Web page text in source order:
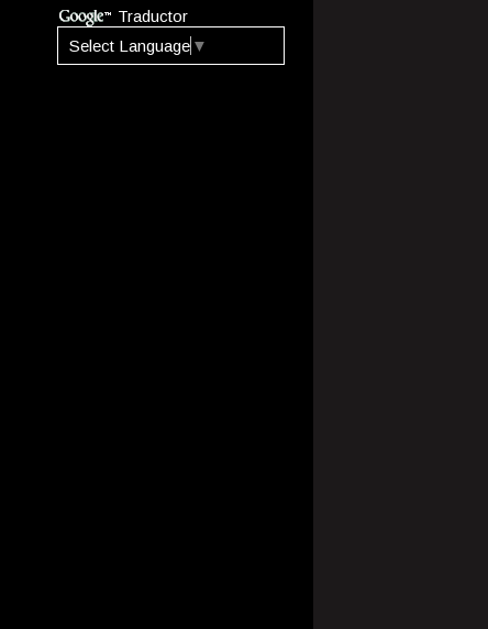
Traductor
Select Language ▼